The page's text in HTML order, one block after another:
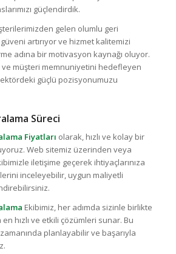
güçlendirdik.
gelen olumlu geri
artırıyor ve hizmet kalitemizi
adına bir motivasyon kaynağı oluyor.
ve müşteri memnuniyetini hedefleyen
güçlü pozisyonumuzu
Süreci
Fiyatları olarak, hızlı ve kolay bir
Web sitemiz üzerinden veya
iletişime geçerek ihtiyaçlarınıza
inceleyebilir, uygun maliyetli
Ekibimiz, her adımda sizinle birlikte
hızlı ve etkili çözümleri sunar. Bu
planlayabilir ve başarıyla